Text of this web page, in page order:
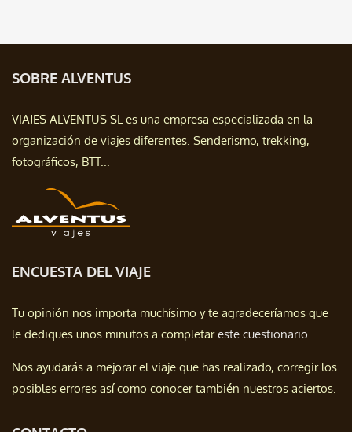
SOBRE ALVENTUS
VIAJES ALVENTUS SL es una empresa especializada en la
organización de viajes diferentes. Senderismo, trekking,
fotográficos, BTT...
ENCUESTA DEL VIAJE
Tu opinión nos importa muchísimo y te agradeceríamos que
le dediques unos minutos a completareste cuestionario.
Nos ayudarás a mejorar el viaje que has realizado, corregir los
posibles errores así como conocer también nuestros aciertos.